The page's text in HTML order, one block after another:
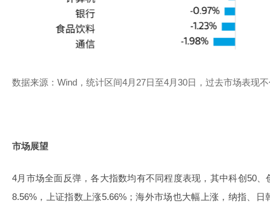
数据来源：Wind，统计区间4月27日至4月30日，过去市场表现
市场展望
4月市场全面反弹，各大指数均有不同程度表现，其中科创50
8.56%，上证指数上涨5.66%；海外市场也大幅上涨，纳指、